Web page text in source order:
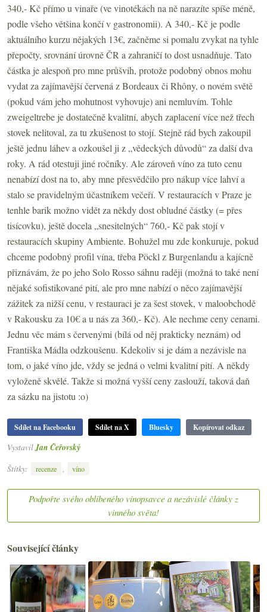
340,- Kč přímo u vinaře (ve vinotékách na ně narazíte spíše méně,
podle všeho většina končí v gastronomii). A 340,- Kč je podle
aktuálního kurzu nějakých 13€, začněme si pomalu zvykat na tyhle
přepočty, srovnání úrovně ČR a zahraničí to dost usnadňuje. Tato
částka je alespoň pro mne průšvih, protože podobný obnos mohu
vydat za zajímavější červená z Bordeaux či Rhôny, o novém světě
(pokud vám jeho mohutnost vyhovuje) ani nemluvím. Tohle
zweigeltrebe je dostatečně kvalitní, abych zaplacení více než třech
stovek nelitoval, za tu zkušenost to stojí. Stejně rád bych zakoupil
ještě jednu láhev a ozkoušel ji z „vědeckých důvodů“ za další dva
roky. A rád otestuji jiné ročníky. Ale zároveň víno za tuto cenu
nenabízí dost na to, aby mne přesvědčilo pro nákup více lahví a
stalo se pravidelným účastníkem večeří. V restauracích v Praze je
tenhle barik možno vidět za někdy dost obludné částky (= přes
tisícovku), ještě docela „snesitelných“ 760,- Kč pak stojí v
restauracích skupiny Ambiente. Bohužel mu zde konkuruje, pokud
chceme podobný profil vína, třeba Pöckl z Burgenlandu a kajícně
přiznávám, že po jeho Solo Rosso sáhnu raději (možná to také není
nějaké sofistikované pití, ale pro mne nabízí o něco zajímavější
zážitek za nižší cenu, v restauraci je za šest stovek, v maloobchodě
v Rakousku za 10€a u nás za 360,- Kč). Ale nechme ceny cenami.
Jednu věc mám s červenými (bílá od něj prakticky neznám) od
Františka Mádla odzkoušenu. Kdekoliv si je dám a nezávisle na
tom, o jaké víno jde, vždy se jedná o velmi kvalitní pití. A někdy
vyloženě skvělé. Takže si možná vyšší ceny zaslouží, taková daň
za sázku na jistotu :o)
Sdílet na Facebooku Sdílet na X Bluesky Kopírovat odkaz
Vystavil Jan Čeřovský
Štítky:
recenze , víno
Podpořte svého oblíbeného vínopsavce a nezávislé články z
vinného světa!
Související články